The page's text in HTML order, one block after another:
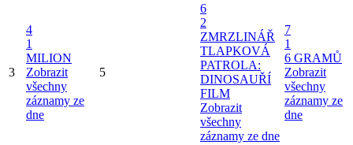
3
4
1
MILION
Zobrazit
všechny
záznamy ze
dne
5
6
2
ZMRZLINÁŘ
TLAPKOVÁ
PATROLA:
DINOSAUŘÍ
FILM
Zobrazit
všechny
záznamy ze dne
7
1
6 GRAMŮ
Zobrazit
všechny
záznamy ze
dne